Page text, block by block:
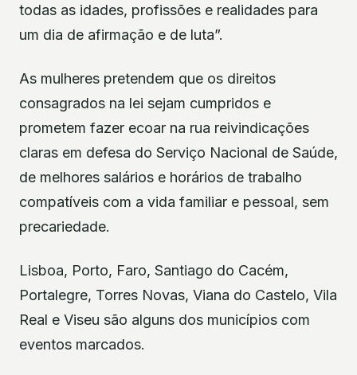
todas as idades, profissões e realidades para
um dia de afirmação e de luta”.
As mulheres pretendem que os direitos
consagrados na lei sejam cumpridos e
prometem fazer ecoar na rua reivindicações
claras em defesa do Serviço Nacional de Saúde,
de melhores salários e horários de trabalho
compatíveis com a vida familiar e pessoal, sem
precariedade.
Lisboa, Porto, Faro, Santiago do Cacém,
Portalegre, Torres Novas, Viana do Castelo, Vila
Real e Viseu são alguns dos municípios com
eventos marcados.